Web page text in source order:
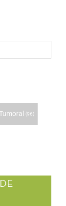
(96)